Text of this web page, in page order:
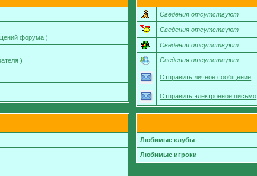
форума )
)
Сведения отсутствуют
Сведения отсутствуют
Сведения отсутствуют
Сведения отсутствуют
Отправить личное сообщение
Отправить электронное письмо
Любимые клубы
Любимые игроки